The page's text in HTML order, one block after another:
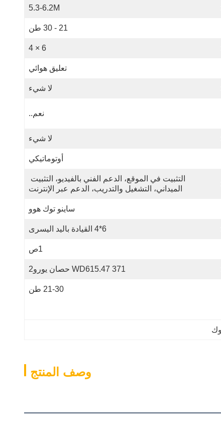
5.3-6.2M
21 - 30 طن
6 × 4
تعليق هوائي
لا شيء
نعم..
لا شيء
أوتوماتيكي
الميداني، التشغيل والتدريب، الدعم عبر الإنترنت
ساينو توك هوو
6*4 القيادة باليد اليسرى
1ص
WD615.47 371 حصان يورو2
21-30 طن
وصف المنتج